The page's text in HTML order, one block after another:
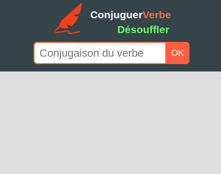
ConjuguerVerbe
Désouffler
OK